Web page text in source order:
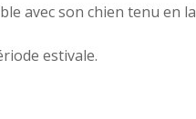
avec son chien tenu en
estivale.